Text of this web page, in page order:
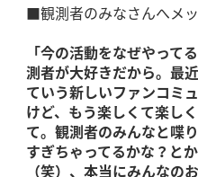
■観測者のみなさんへメ
「今の活動をなぜやって
測者が大好きだから。最
ていう新しいファンコミ
けど、もう楽しくて楽し
て。観測者のみんなと喋
すぎちゃってるかな？と
（笑）、本当にみんなの